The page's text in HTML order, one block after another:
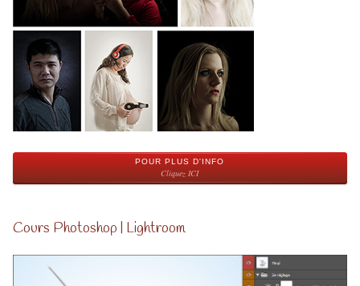
POUR PLUS D'INFO
Cliquez ICI
Cours Photoshop | Lightroom